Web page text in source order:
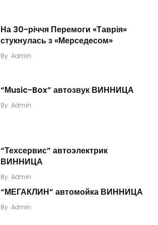
На 30-річчя Перемоги «Таврія»
стукнулась з «Мерседесом»
By Admin
“Мusic-Box” автозвук ВИННИЦА
By Admin
“Техсервис” автоэлектрик
ВИННИЦА
By Admin
“МЕГАКЛИН” автомойка ВИННИЦА
By Admin